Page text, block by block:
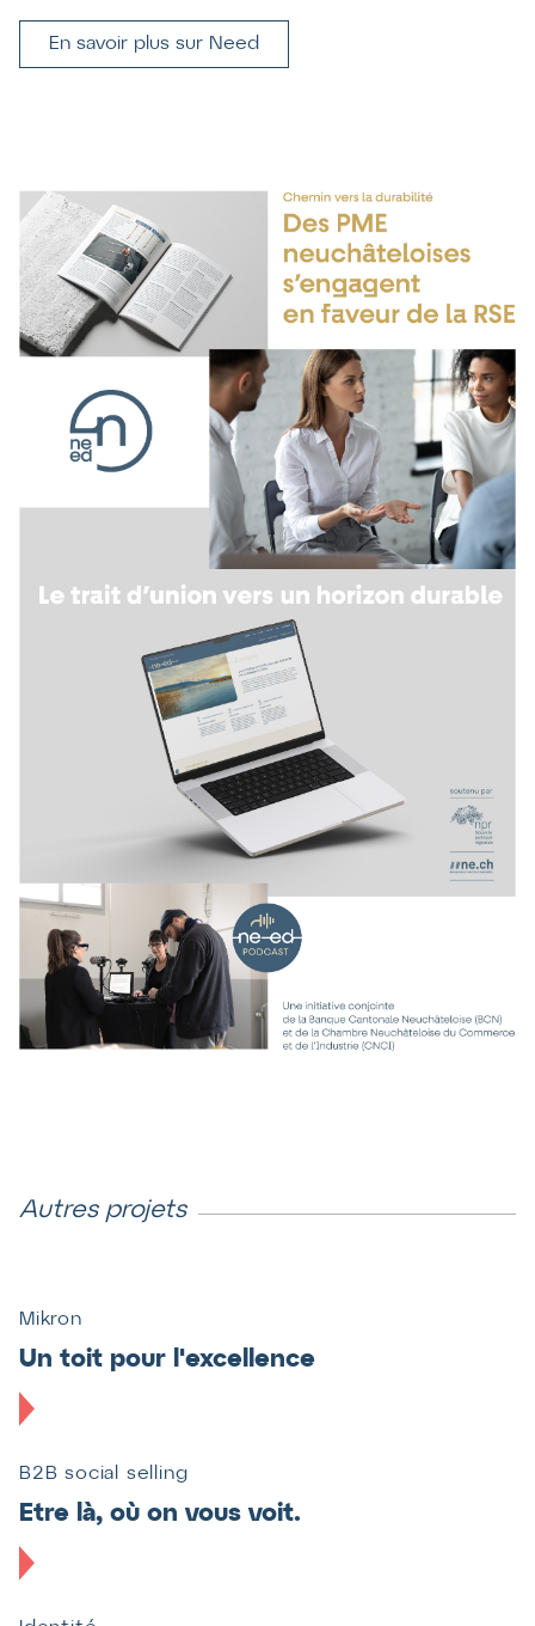
En savoir plus sur Need
Autres projets
Mikron
Un toit pour l'excellence
Teaser
B2B social selling
Etre là, où on vous voit.